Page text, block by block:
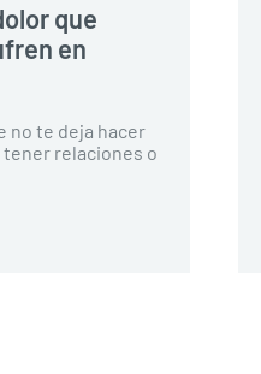
que
en
no te deja hacer
tener relaciones o